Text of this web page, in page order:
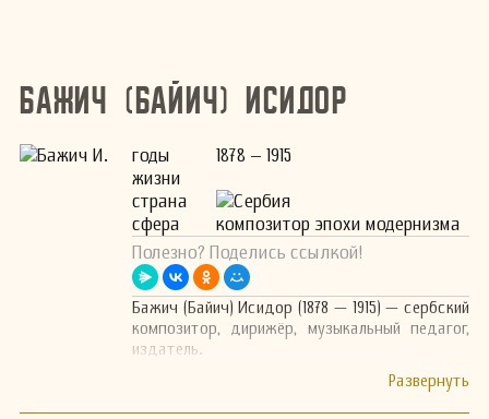
Бажич (Байич) Исидор
годы
жизни
1878 – 1915
страна
Сербия
сфера
композитор эпохи модернизма
Полезно? Поделись ссылкой!
Бажич (Байич) Исидор (1878 — 1915) — сербский
композитор, дирижёр, музыкальный педагог,
издатель.